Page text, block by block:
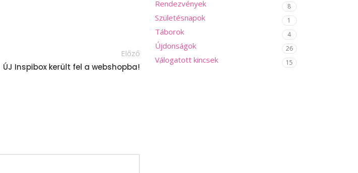
Előző
ÚJ Inspibox került fel a webshopba!
Rendezvények 8
Születésnapok 1
Táborok 4
Újdonságok 26
Válogatott kincsek 15